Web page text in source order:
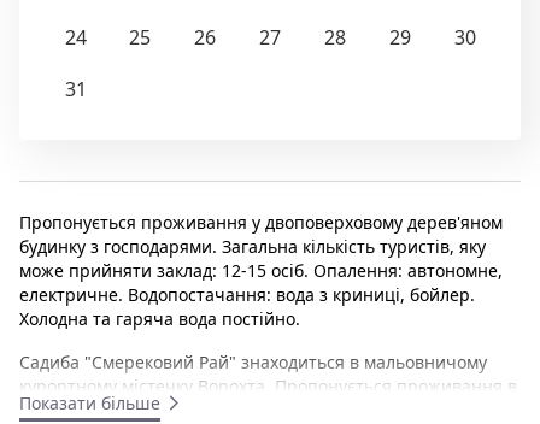
24
25 26 27 28 29
30
31
Пропонується проживання у двоповерховому дерев'яном
будинку з господарями. Загальна кількість туристів, яку
може прийняти заклад: 12-15 осіб. Опалення: автономне,
електричне. Водопостачання: вода з криниці, бойлер.
Холодна та гаряча вода постійно.
Садиба "Смерековий Рай" знаходиться в мальовничому
курортному містечку Ворохта. Пропонується проживання в
двоповерховому дерев'яному будинку з господарями або в
Показати більше